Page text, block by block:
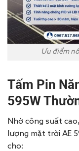
Ưu điểm
Tấm Pin
595W
Nhờ công suất
lượng mặt trời AE
cho: